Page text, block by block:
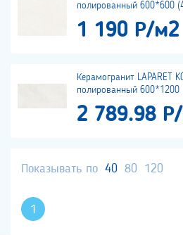
полированный 600*600
1 190 Р/м2
Керамогранит LAPARET
полированный 600*1200
2 789.98
Показывать по 40 80 120
1